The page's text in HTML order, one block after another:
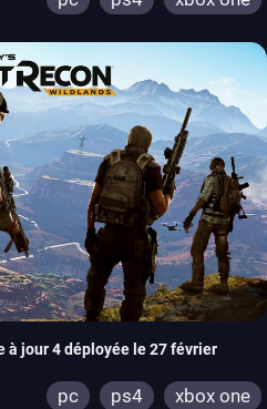
à jour 4 déployée le 27 février
pc ps4 xbox one